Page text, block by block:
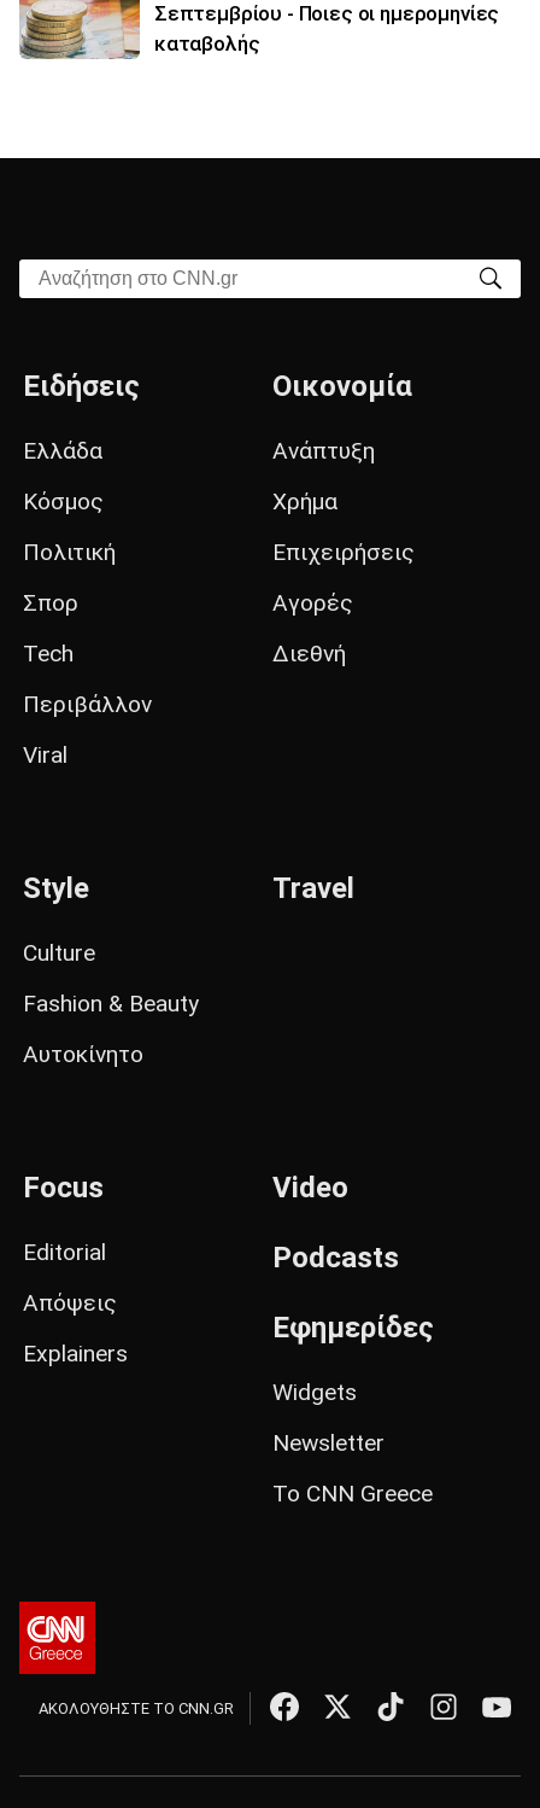
Σεπτεμβρίου - Ποιες οι ημερομηνίες
καταβολής
Αναζήτηση στο CNN.gr
Ειδήσεις
Ελλάδα
Κόσμος
Πολιτική
Σπορ
Tech
Περιβάλλον
Viral
Οικονομία
Ανάπτυξη
Χρήμα
Επιχειρήσεις
Αγορές
Διεθνή
Style
Culture
Fashion & Beauty
Αυτοκίνητο
Travel
Focus
Editorial
Απόψεις
Explainers
Video
Podcasts
Εφημερίδες
Widgets
Newsletter
Το CNN Greece
ΑΚΟΛΟΥΘΗΣΤΕ ΤΟ CNN.GR